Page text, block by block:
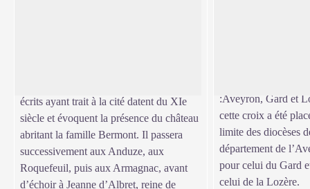
écrits ayant trait à la cité datent du XIe
siècle et évoquent la présence du château
abritant la famille Bermont. Il passera
successivement aux Anduze, aux
Roquefeuil, puis aux Armagnac, avant
d’échoir à Jeanne d’Albret, reine de
:Aveyron, Gard et
cette croix a été
limite des diocèses
département de
pour celui du Gard
celui de la Lozère.